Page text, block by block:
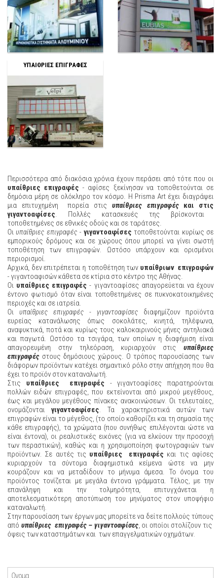
ΥΠΑΙΘΡΙΕΣ ΕΠΙΓΡΑΦΕΣ
Περισσότερα από διακόσια χρόνια έχουν περάσει από τότε που οι
υπαίθριες επιγραφές - αφίσες ξεκίνησαν να τοποθετούνται σε
δημόσια μέρη σε ολόκληρο τον κόσμο. Η Prisma Art έχει διαγράψει
μια επιτυχημένη πορεία στις υπαίθριες επιγραφές και στις
γιγαντοαφίσες. Πολλές κατασκευές της βρίσκονται
τοποθετημένες σε εθνικές οδούς και σε ταράτσες.
Οιυπαίθριες επιγραφές - γιγαντοαφίσες τοποθετούνται κυρίως σε
εμπορικούς δρόμους και σε χώρους όπου μπορεί να γίνει σωστή
τοποθέτηση των επιγραφών. Ωστόσο υπάρχουν και ορισμένοι
περιορισμοί.
Αρχικά, δεν επιτρέπεται η τοποθέτηση των υπαίθριων επιγραφών
- γιγαντοαφισών κάθετα σε κτίρια στο κέντρο της Αθήνας.
Οι υπαίθριες επιγραφές - γιγαντοαφίσες απαγορεύεται να έχουν
έντονο φωτισμό όταν είναι τοποθετημένες σε πυκνοκατοικημένες
περιοχές και σε ιατρεία.
Οι υπαίθριες επιγραφές - γιγαντοαφίσες διαφημίζουν προϊόντα
ευρείας κατανάλωσης όπως σοκολάτες, κινητά, τηλέφωνα,
αναψυκτικά, ποτά και κυρίως τους καλοκαιρινούς μήνες αντηλιακά
και παγωτά. Ωστόσο τα τσιγάρα, των οποίων η διαφήμιση είναι
απαγορευμένη στην τηλεόραση, κυριαρχούν στις υπαίθριες
επιγραφές στους δημόσιους χώρους. Ο τρόπος παρουσίασης των
διάφορων προϊόντων κατέχει σημαντικό ρόλο στην απήχηση που θα
έχει το προϊόν στον καταναλωτή.
Στις υπαίθριες επιγραφές - γιγαντοαφίσες παρατηρούνται
πολλών ειδών επιγραφές, που εκτείνονται από μικρού μεγέθους,
έως και μεγάλου μεγέθους πίνακες ανακοινώσεων. Οι τελευταίες,
ονομάζονταιγιγαντοαφίσες. Τα χαρακτηριστικά αυτών των
επιγραφών είναι το μέγεθος, (το οποίο καθορίζει και τη σημασία της
κάθε επιγραφής), τα χρώματα (που συνήθως επιλέγονται ώστε να
είναι έντονα), οι ρεαλιστικές εικόνες (για να ελκύουν την προσοχή
των περαστικών), καθώς και η χρησιμοποίηση φωτογραφιών των
προϊόντων. Σε αυτές τις υπαίθριες επιγραφές και τις αφίσες
κυριαρχούν τα σύντομα διαφημιστικά κείμενα ώστε να μην
κουράζουν και να μεταδίδουν το μήνυμα άμεσα. Το όνομα του
προϊόντος τονίζεται με μεγάλα έντονα γράμματα. Τέλος, με την
επανάληψη και την τολμηρότητα, επιτυγχάνεται η
αποτελεσματικότερη αποτύπωση του μηνύματος στον υποψήφιο
καταναλωτή.
Στην παρουσίαση των έργων μας μπορείτε να δείτε πολλούς τύπους
από υπαίθριες επιγραφές – γιγαντοαφίσες, οι οποίοι στολίζουν τις
όψεις των καταστημάτων και των επαγγελματικών οχημάτων.